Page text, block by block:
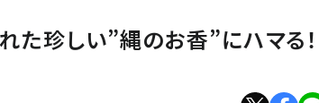
た珍しい”縄のお香”にハマる！